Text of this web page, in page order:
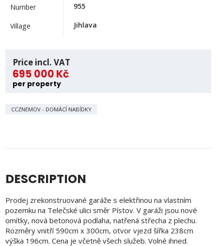
Number 955
Village Jihlava
Price incl. VAT
695 000 Kč
per property
CCZNEMOV - DOMÁCÍ NABÍDKY
DESCRIPTION
Prodej zrekonstruované garáže s elektřinou na vlastním
pozemku na Telečské ulici směr Pístov. V garáži jsou nové
omítky, nová betonová podlaha, natřená střecha z plechu.
Rozměry vnitří 590cm x 300cm, otvor vjezd šířka 238cm
výška 196cm. Cena je včetně všech služeb. Volné ihned.